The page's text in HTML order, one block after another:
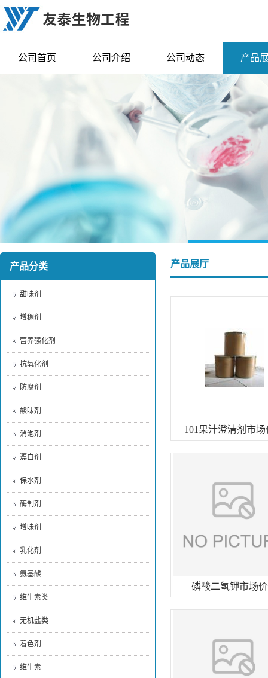
公司首页 公司介绍 公司动态 产品
产品分类
甜味剂
增稠剂
营养强化剂
抗氧化剂
防腐剂
酸味剂
消泡剂
漂白剂
保水剂
酶制剂
增味剂
乳化剂
氨基酸
维生素类
无机盐类
着色剂
维生素
产品展厅
101果汁澄清剂市场
磷酸二氢钾市场